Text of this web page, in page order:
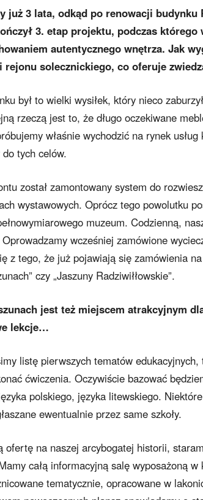
już 3 lata, odkąd po renowacji budynku
3. etap projektu, podczas
autentycznego wnętrza. Jak
solecznickiego, co oferuje
był to wielki wysiłek, który nieco
rzeczą jest to, że długo oczekiwane
właśnie wychodzić na rynek
tych celów.
został zamontowany system do
wystawowych. Oprócz tego powolutku
muzeum. Codzienną,
wcześniej zamówione
z tego, że już pojawiają się zamówienia
czy „Jaszuny Radziwiłłowskie”.
jest też miejscem atrakcyjnym
lekcje…
listę pierwszych tematów edukacyjnych,
ćwiczenia. Oczywiście bazować
polskiego, języka litewskiego.
ewentualnie przez same szkoły.
ofertę na naszej arcybogatej historii,
całą informacyjną salę wyposażoną
tematycznie, opracowane w